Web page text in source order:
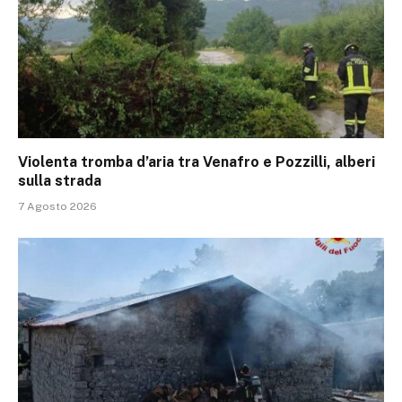
Violenta tromba d’aria tra Venafro e Pozzilli, alberi
sulla strada
7 Agosto 2026